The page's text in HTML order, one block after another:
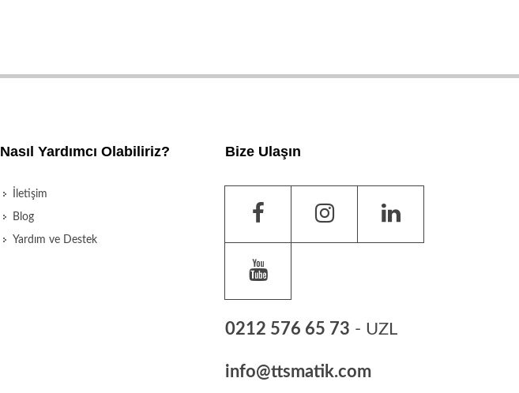
Nasıl Yardımcı Olabiliriz?
İletişim
Blog
Yardım ve Destek
Bize Ulaşın
0212 576 65 73 - UZL
info@ttsmatik.com